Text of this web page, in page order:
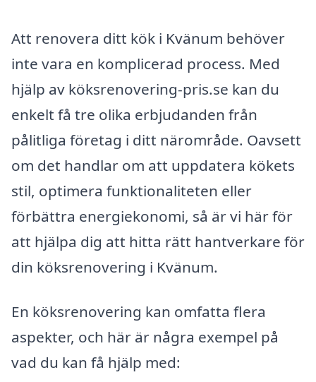
Att renovera ditt kök i Kvänum behöver
inte vara en komplicerad process. Med
hjälp av köksrenovering-pris.se kan du
enkelt få tre olika erbjudanden från
pålitliga företag i ditt närområde. Oavsett
om det handlar om att uppdatera kökets
stil, optimera funktionaliteten eller
förbättra energiekonomi, så är vi här för
att hjälpa dig att hitta rätt hantverkare för
din köksrenovering i Kvänum.
En köksrenovering kan omfatta flera
aspekter, och här är några exempel på
vad du kan få hjälp med: